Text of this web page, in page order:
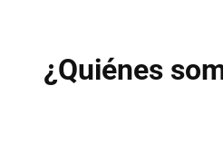
¿Quiénes